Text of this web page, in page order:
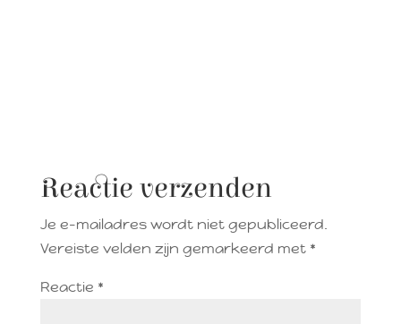
Reactie verzenden
Je e-mailadres wordt niet gepubliceerd.
Vereiste velden zijn gemarkeerd met *
Reactie *